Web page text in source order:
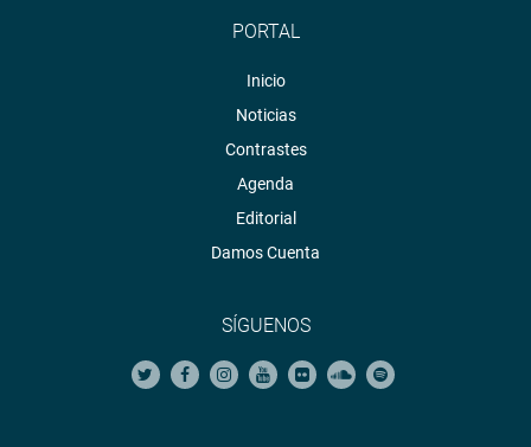
PORTAL
Inicio
Noticias
Contrastes
Agenda
Editorial
Damos Cuenta
SÍGUENOS